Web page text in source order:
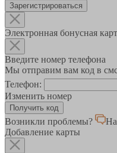
Зарегистрироваться
Электронная бонусная
Введите номер телефона
Мы отправим вам код в
Телефон:
Изменить номер
Возникли проблемы?
Добавление карты